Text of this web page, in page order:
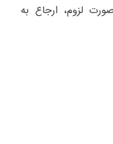
لزوم، ارجاع به